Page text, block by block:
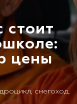
стоит
цены
снегоход.